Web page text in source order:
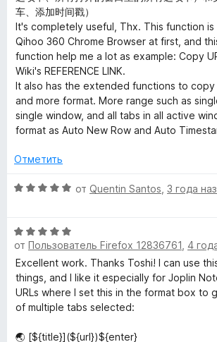
о
н
а
5
и
з
5
车、添加时间戳）
It's completely useful, Thx. This function is
Qihoo 360 Chrome Browser at first, and
function help me a lot as example: Copy
Wiki's REFERENCE LINK.
It also has the extended functions to copy
and more format. More range such as
single window, and all tabs in all active
format as Auto New Row and Auto
Отметить
О
н
е
н
о
н
а
и
от Quentin Santos 3 года
О
ц
е
н
е
н
н
от Пользователь Firefox 12836761 4
Excellent work. Thanks Toshi! I can use
things, and I like it especially for Joplin
URLs where I set this in the format box to
of multiple tabs selected:
🌏 [${title}](${url})${enter}